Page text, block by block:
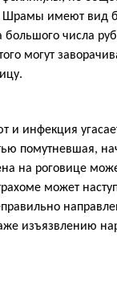
имеют вид
числа
могут
и инфекция
помутневшая,
на роговице
может
изъязвлению